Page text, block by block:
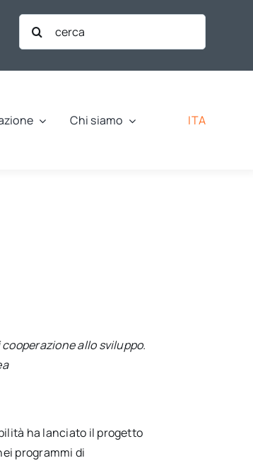
Cerca
per:
Chi siamo ITA
allo sviluppo.
ha lanciato il progetto
programmi di